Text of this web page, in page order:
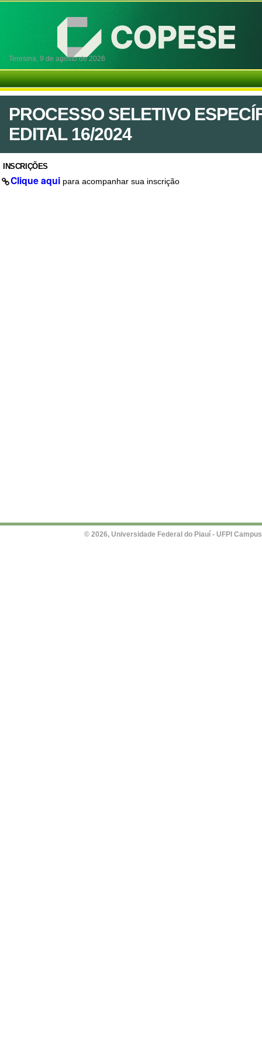
Teresina, 9 de agosto de 2026
PROCESSO SELETIVO
EDITAL 16/2024
INSCRIÇÕES
Clique aqui para acompanhar sua inscrição
© 2026, Universidade Federal do Piauí - UFPI